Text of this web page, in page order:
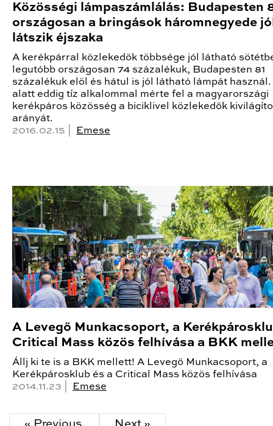
Közösségi lámpaszámlálás: Budapesten
országosan a bringások háromnegyede
látszik éjszaka
A kerékpárral közlekedők többsége jól látható
legutóbb országosan 74 százalékuk, Budapesten 81
százalékuk elöl és hátul is jól látható lámpát használ.
alatt eddig tíz alkalommal mérte fel a magyarországi
kerékpáros közösség a biciklivel közlekedők
arányát.
2016.02.15 |
Emese
A Levegő Munkacsoport, a
Critical Mass közös felhívása a BKK
Állj ki te is a BKK mellett! A Levegő Munkacsoport, a
Kerékpárosklub és a Critical Mass közös felhívása
2014.11.23 |
Emese